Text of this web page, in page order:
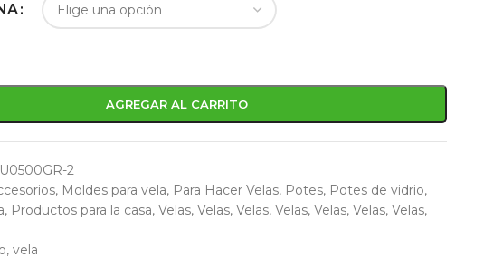
AGREGAR AL CARRITO
2
, Moldes para vela, Para Hacer Velas, Potes, Potes de vidrio,
, Productos para la casa, Velas, Velas, Velas, Velas, Velas, Velas, Velas,
, vela